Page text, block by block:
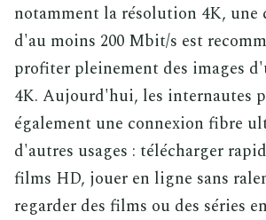
notamment la résolution 4K, une
d'au moins 200 Mbit/s est
profiter pleinement des images
4K. Aujourd'hui, les internautes
également une connexion fibre
d'autres usages : télécharger
films HD, jouer en ligne sans
regarder des films ou des séries